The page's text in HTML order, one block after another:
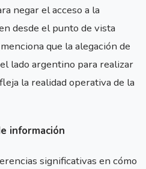
negar el acceso a la
desde el punto de vista
que la alegación de
lado argentino para realizar
la realidad operativa de la
información
significativas en cómo